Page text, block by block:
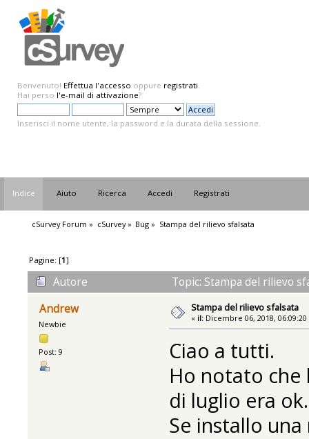
Benvenuto! Effettua l'accesso oppure registrati.
Hai perso l'e-mail di attivazione?
Inserisci il nome utente, la password e la durata della sessione.
Indice Aiuto Ricerca Accedi Registrati
cSurvey Forum » cSurvey» Bug » Stampa del rilievo sfalsata
Pagine: [1]
Autore
Topic: Stampa del rilievo
Andrew
Newbie
Post: 9
Stampa del rilievo sfalsata
« il: Dicembre 06, 2018,
Ciao a tutti.
Ho notato che
di luglio era ok.
Se installo